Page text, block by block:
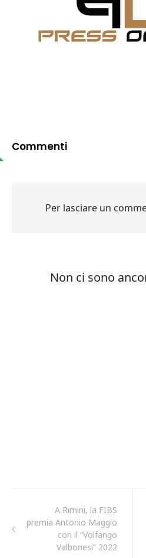
Commenti
A Rimini, la FIBS
premia Antonio Maggio
con il “Volfango
Valbonesi” 2022